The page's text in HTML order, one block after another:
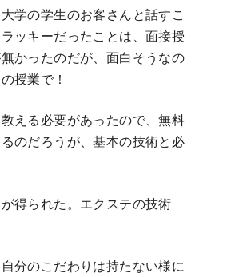
学の学生のお客さんと話すこ
ッキーだったことは、面接授
かったのだが、面白そうなの
授業で！
える必要があったので、無料
のだろうが、基本の技術と必
得られた。エクステの技術
分のこだわりは持たない様に